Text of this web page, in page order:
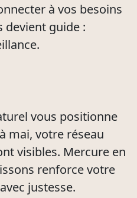
à vos besoins
devient guide :
vous positionne
mai, votre réseau
visibles. Mercure en
renforce votre
justesse.